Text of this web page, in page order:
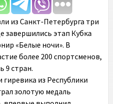
из Санкт-Петербурга три
завершились этап Кубка
«Белые ночи». В
более 200 спортсменов,
9 стран.
из Республики
золотую медаль